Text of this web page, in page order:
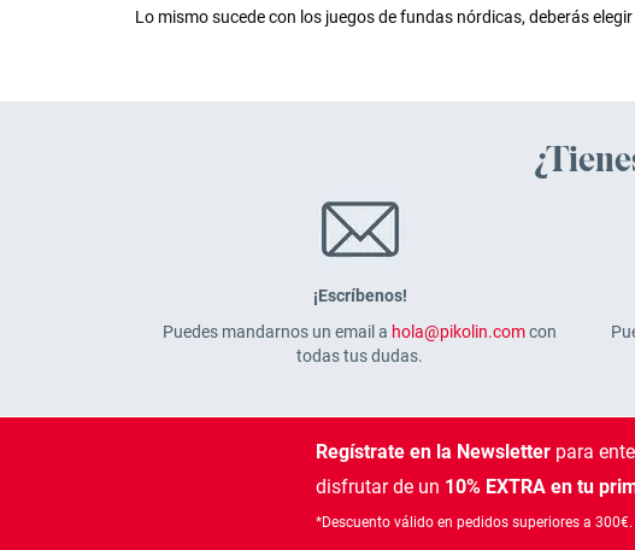
Lo mismo sucede con los juegos de fundas nórdicas, deberás
¡Escríbenos!
Puedes mandarnos un email a hola@pikolin.comcon
todas tus dudas.
Regístrate en la Newsletterpara
disfrutar de un 10% EXTRA en tu
*Descuento válido en pedidos superiores a